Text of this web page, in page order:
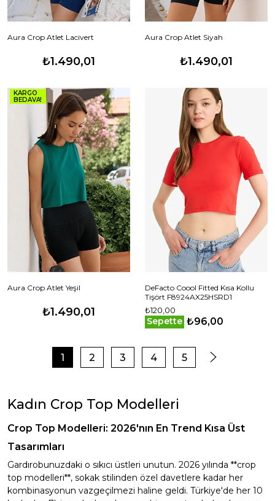
Aura Crop Atlet Lacivert
₺1.490,01
Aura Crop Atlet Siyah
₺1.490,01
KARGO
BEDAVA!
Aura Crop Atlet Yeşil
₺1.490,01
DeFacto Coool Fitted Kısa Kollu
Tişört F8924AX25HSRD1
₺120,00
Sepette ₺96,00
1 2 3 4 5
Kadın Crop Top Modelleri
Crop Top Modelleri: 2026'nın En Trend Kısa Üst
Tasarımları
Gardırobunuzdaki o sıkıcı üstleri unutun. 2026 yılında **crop
top modelleri**, sokak stilinden özel davetlere kadar her
kombinasyonun vazgeçilmezi haline geldi. Türkiye'de her 10